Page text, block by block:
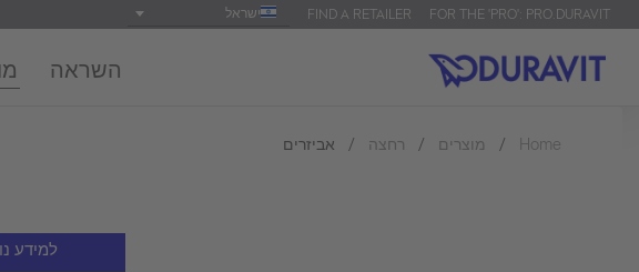
FOR THE 'PRO': PRO.DURAVIT
FIND A RETAILER ישראל
השראה
Home מוצרים רחצה אביזרים
למידע